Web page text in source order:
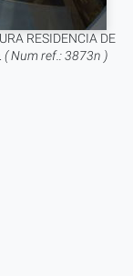
RESIDENCIA DE
( Num ref.: 3873n )